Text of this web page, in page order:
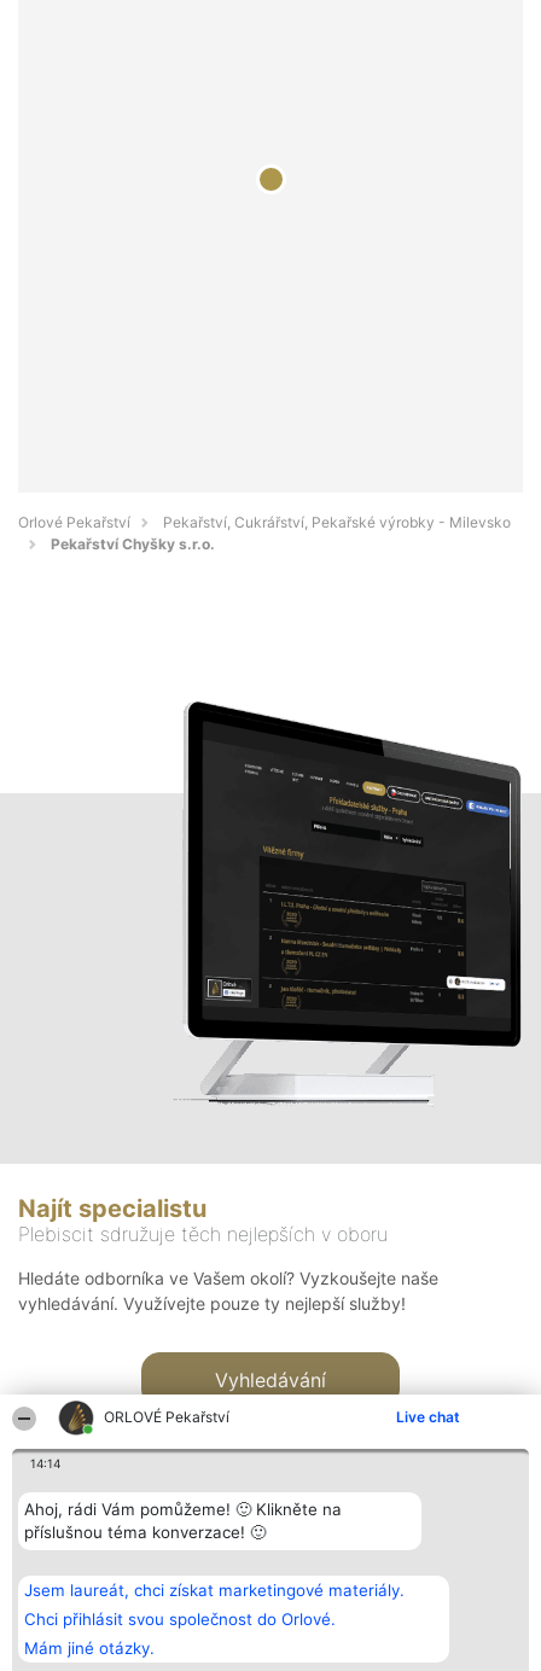
ORLOVÉ Pekařství Live chat
14:14
Ahoj, rádi Vám pomůžeme! 🙂 Klikněte na
příslušnou téma konverzace! 🙂
Jsem laureát, chci získat marketingové materiály.
Chci přihlásit svou společnost do Orlové.
Mám jiné otázky.
Orlové Pekařství
Pekařství, Cukrářství, Pekařské výrobky - Milevsko
Pekařství Chyšky s.r.o.
Najít specialistu
Plebiscit sdružuje těch nejlepších v oboru
Hledáte odborníka ve Vašem okolí? Vyzkoušejte naše
vyhledávání. Využívejte pouze ty nejlepší služby!
Vyhledávání
Bright Side Solutions sp. z o.
o. sp. k.
ul. Ruska 22
Wrocław 50-079
KRS 0000749100 | Regon
381313360 | NIP 8943132676
Vítězové
Seznam všech
laureátů
Zásady
Zásady
Kontakt